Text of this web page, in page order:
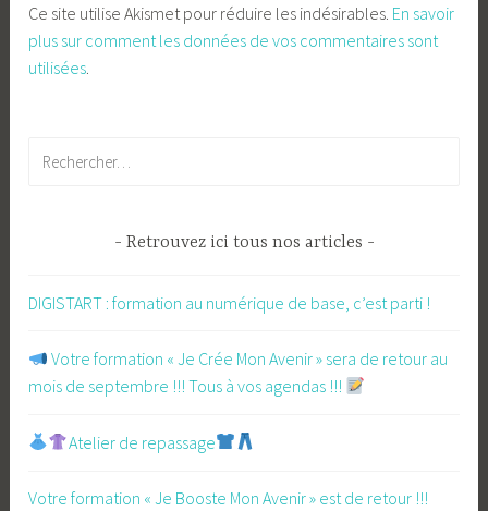
Ce site utilise Akismet pour réduire les indésirables. En savoir
plus sur comment les données de vos commentaires sont
utilisées
Retrouvez ici tous nos articles
DIGISTART : formation au numérique de base, c’est parti !
​ Votre formation « Je Crée Mon Avenir » sera de retour au
mois de septembre !!! Tous à vos agendas !!!
Atelier de repassage​
Votre formation « Je Booste Mon Avenir » est de retour !!!